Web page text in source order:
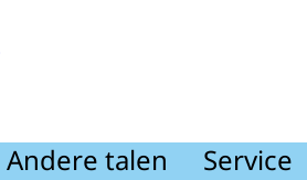
Andere talen Service